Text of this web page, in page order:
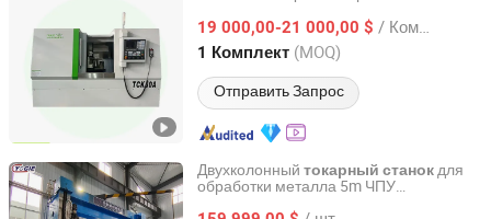
19 000,00-21 000,00 $ / Комплект
1 Комплект (MOQ)
Отправить Запрос
Liaoning, China с 2022
Двухколонный токарный станокдля
обработки металла 5m ЧПУ
Luoyang Yujie Industry&Trade Co., Ltd.